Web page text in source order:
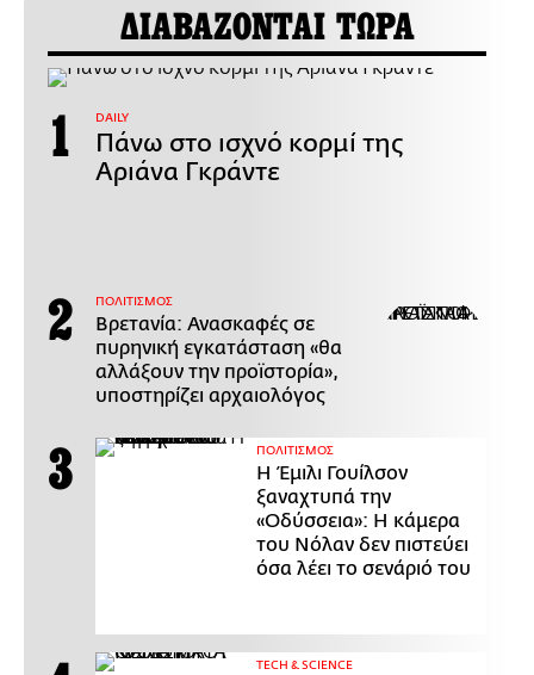
ΔΙΑΒΑΖΟΝΤΑΙ ΤΩΡΑ
DAILY
Πάνω στο ισχνό κορμί της
Αριάνα Γκράντε
ΠΟΛΙΤΙΣΜΟΣ
Βρετανία: Ανασκαφές σε
πυρηνική εγκατάσταση «θα
αλλάξουν την προϊστορία»,
υποστηρίζει αρχαιολόγος
ΠΟΛΙΤΙΣΜΟΣ
Η Έμιλι Γουίλσον
ξαναχτυπά την
«Οδύσσεια»: Η κάμερα
του Νόλαν δεν πιστεύει
όσα λέει το σενάριό του
ΤECH & SCIENCE